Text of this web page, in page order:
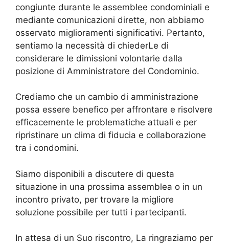
congiunte durante le assemblee condominiali e
mediante comunicazioni dirette, non abbiamo
osservato miglioramenti significativi. Pertanto,
sentiamo la necessità di chiederLe di
considerare le dimissioni volontarie dalla
posizione di Amministratore del Condominio.
Crediamo che un cambio di amministrazione
possa essere benefico per affrontare e risolvere
efficacemente le problematiche attuali e per
ripristinare un clima di fiducia e collaborazione
tra i condomini.
Siamo disponibili a discutere di questa
situazione in una prossima assemblea o in un
incontro privato, per trovare la migliore
soluzione possibile per tutti i partecipanti.
In attesa di un Suo riscontro, La ringraziamo per